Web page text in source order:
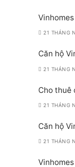
21 THÁNG
Căn hộ
21 THÁNG
Cho thuê
21 THÁNG
Căn hộ
21 THÁNG